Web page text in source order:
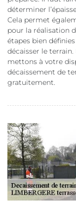
déterminer
Cela permet
pour la réalisation
étapes bien
décaisser le
mettons à votre
décaissement de
gratuitement.